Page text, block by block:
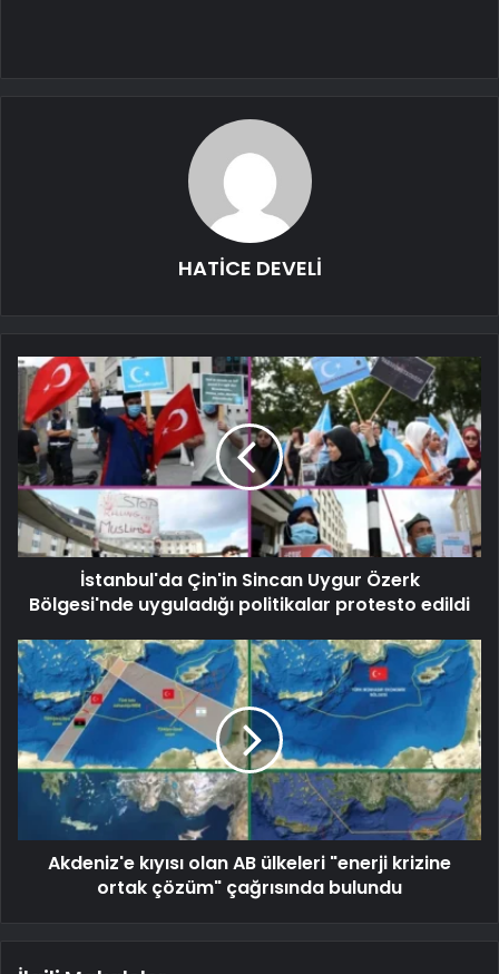
HATİCE DEVELİ
İstanbul'da Çin'in Sincan Uygur Özerk
Bölgesi'nde uyguladığı politikalar protesto edildi
Akdeniz'e kıyısı olan AB ülkeleri "enerji krizine
ortak çözüm" çağrısında bulundu